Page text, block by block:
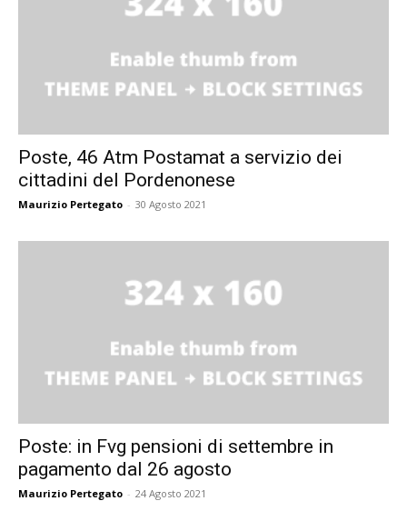
Poste, 46 Atm Postamat a servizio dei
cittadini del Pordenonese
Maurizio Pertegato - 30 Agosto 2021
Poste: in Fvg pensioni di settembre in
pagamento dal 26 agosto
Maurizio Pertegato - 24 Agosto 2021